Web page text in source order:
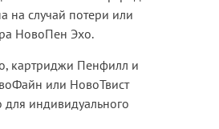
на случай потери или
НовоПен Эхо.
картриджи Пенфилл и
или НовоТвист
индивидуального